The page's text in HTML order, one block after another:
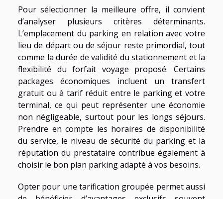
Pour sélectionner la meilleure offre, il convient
d’analyser plusieurs critères déterminants.
L’emplacement du parking en relation avec votre
lieu de départ ou de séjour reste primordial, tout
comme la durée de validité du stationnement et la
flexibilité du forfait voyage proposé. Certains
packages économiques incluent un transfert
gratuit ou à tarif réduit entre le parking et votre
terminal, ce qui peut représenter une économie
non négligeable, surtout pour les longs séjours.
Prendre en compte les horaires de disponibilité
du service, le niveau de sécurité du parking et la
réputation du prestataire contribue également à
choisir le bon plan parking adapté à vos besoins.
Opter pour une tarification groupée permet aussi